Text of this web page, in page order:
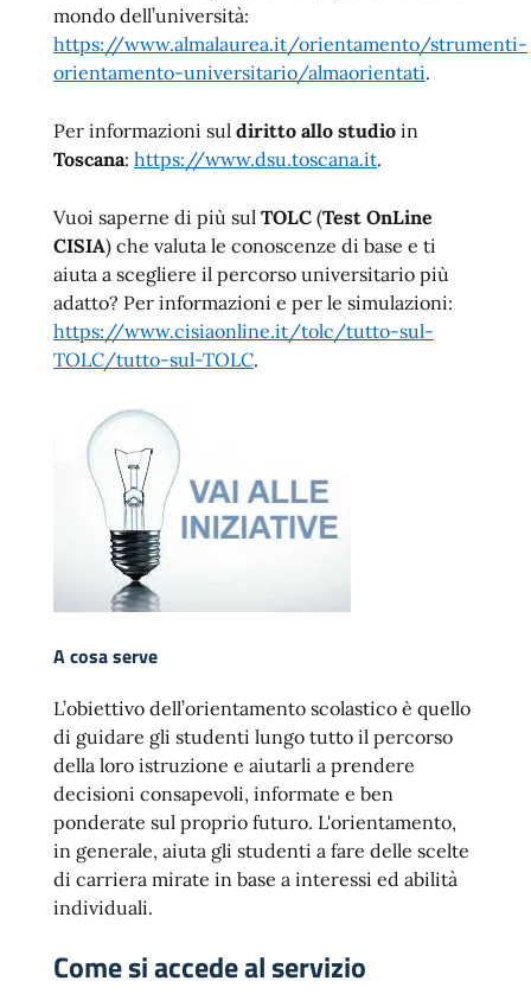
mondo dell’università:
https://www.almalaurea.it/orientamento/strumenti-
orientamento-universitario/almaorientati.
Per informazioni sul diritto allo studio in
Toscana: https://www.dsu.toscana.it.
Vuoi saperne di più sul TOLC (Test OnLine
CISIA) che valuta le conoscenze di base e ti
aiuta a scegliere il percorso universitario più
adatto? Per informazioni e per le simulazioni:
https://www.cisiaonline.it/tolc/tutto-sul-
TOLC/tutto-sul-TOLC.
A cosa serve
L’obiettivo dell’orientamento scolastico è quello
di guidare gli studenti lungo tutto il percorso
della loro istruzione e aiutarli a prendere
decisioni consapevoli, informate e ben
ponderate sul proprio futuro. L'orientamento,
in generale, aiuta gli studenti a fare delle scelte
di carriera mirate in base a interessi ed abilità
individuali.
Come si accede al servizio